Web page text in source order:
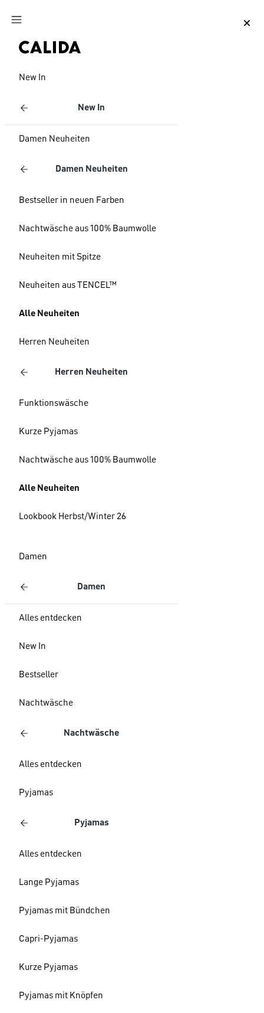
Zum Hauptinhalt springen
New In
New In
Damen Neuheiten
Damen Neuheiten
Bestseller in neuen Farben
Nachtwäsche aus 100% Baumwolle
Neuheiten mit Spitze
Neuheiten aus TENCEL™
Alle Neuheiten
Herren Neuheiten
Herren Neuheiten
Funktionswäsche
Kurze Pyjamas
Nachtwäsche aus 100% Baumwolle
Alle Neuheiten
Lookbook Herbst/Winter 26
Damen
Damen
Alles entdecken
New In
Bestseller
Nachtwäsche
Nachtwäsche
Alles entdecken
Pyjamas
Pyjamas
Alles entdecken
Lange Pyjamas
Pyjamas mit Bündchen
Capri-Pyjamas
Kurze Pyjamas
Pyjamas mit Knöpfen